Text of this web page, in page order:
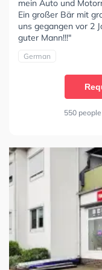
mein Auto und
Ein großer Bär mit
uns gegangen vor 2
guter Mann!!!"
German
550